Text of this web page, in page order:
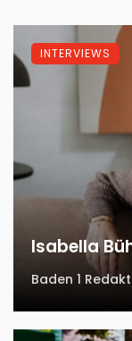
Isabella
Baden 1
INTERVIEWS